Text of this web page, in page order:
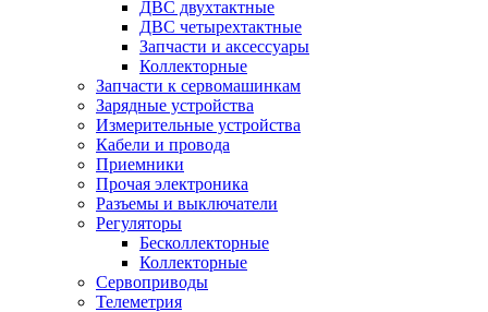
ДВС двухтактные
ДВС четырехтактные
Запчасти и аксессуары
Коллекторные
Запчасти к сервомашинкам
Зарядные устройства
Измерительные устройства
Кабели и провода
Приемники
Прочая электроника
Разъемы и выключатели
Регуляторы
Бесколлекторные
Коллекторные
Сервоприводы
Телеметрия